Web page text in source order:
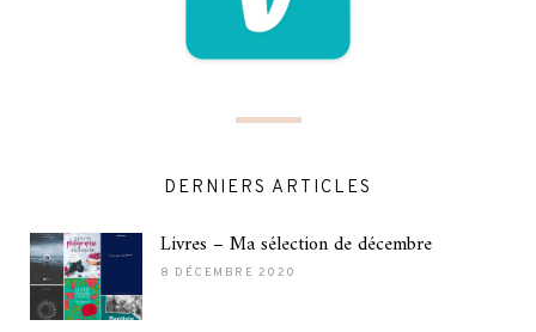
DERNIERS ARTICLES
Livres – Ma sélection de décembre
8 DÉCEMBRE 2020